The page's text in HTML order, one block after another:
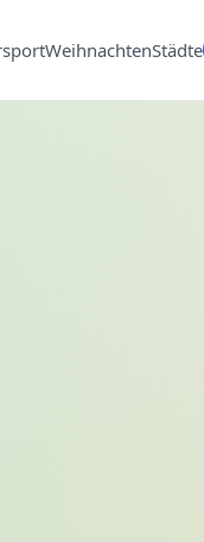
WeihnachtenStädte